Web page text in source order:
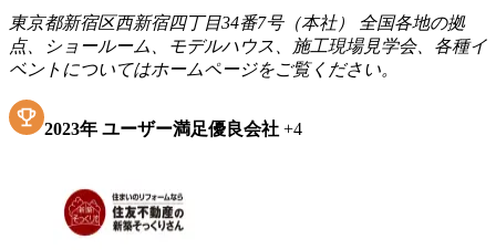
東京都新宿区西新宿四丁目34番7号（本社） 全国各地の拠
点、ショールーム、モデルハウス、施工現場見学会、各種イ
ベントについてはホームページをご覧ください。
2023年 ユーザー満足優良会社 +4